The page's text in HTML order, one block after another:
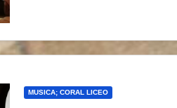
MUSICA; CORAL LICEO